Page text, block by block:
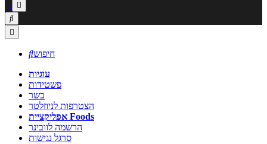



חיפוש
עוגיות
פשטידות
בשר
הצטרפות לניוזלטר
אפליקציית Foods
הרשמה לוובינר
סרגל נגישות